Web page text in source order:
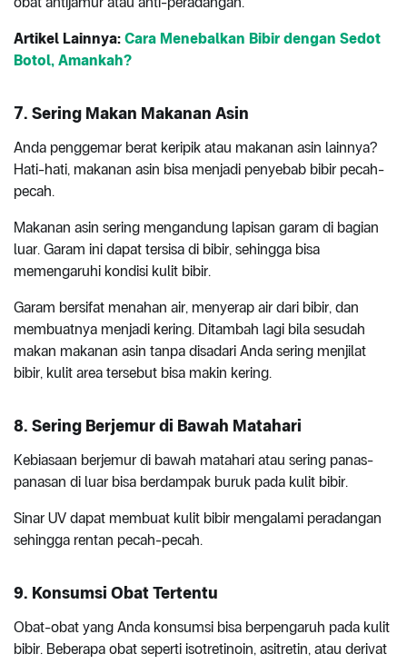
Artikel Lainnya: Cara Menebalkan Bibir dengan Sedot
Botol, Amankah?
7. Sering Makan Makanan Asin
Anda penggemar berat keripik atau makanan asin lainnya?
Hati-hati, makanan asin bisa menjadi penyebab bibir pecah-
pecah.
Makanan asin sering mengandung lapisan garam di bagian
luar. Garam ini dapat tersisa di bibir, sehingga bisa
memengaruhi kondisi kulit bibir.
Garam bersifat menahan air, menyerap air dari bibir, dan
membuatnya menjadi kering. Ditambah lagi bila sesudah
makan makanan asin tanpa disadari Anda sering menjilat
bibir, kulit area tersebut bisa makin kering.
8. Sering Berjemur di Bawah Matahari
Kebiasaan berjemur di bawah matahari atau sering panas-
panasan di luar bisa berdampak buruk pada kulit bibir.
Sinar UV dapat membuat kulit bibir mengalami peradangan
sehingga rentan pecah-pecah.
9. Konsumsi Obat Tertentu
Obat-obat yang Anda konsumsi bisa berpengaruh pada kulit
bibir. Beberapa obat seperti isotretinoin, asitretin, atau derivat